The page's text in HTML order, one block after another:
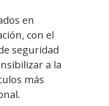
en
con el
seguridad
a la
más